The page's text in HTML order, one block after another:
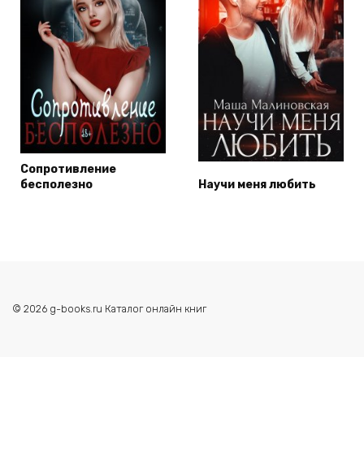
Сопротивление
бесполезно
Научи меня любить
© 2026 g-books.ru Каталог онлайн книг